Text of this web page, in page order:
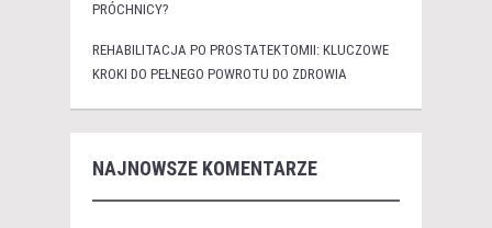
PRÓCHNICY?
REHABILITACJA PO PROSTATEKTOMII: KLUCZOWE
KROKI DO PEŁNEGO POWROTU DO ZDROWIA
NAJNOWSZE KOMENTARZE